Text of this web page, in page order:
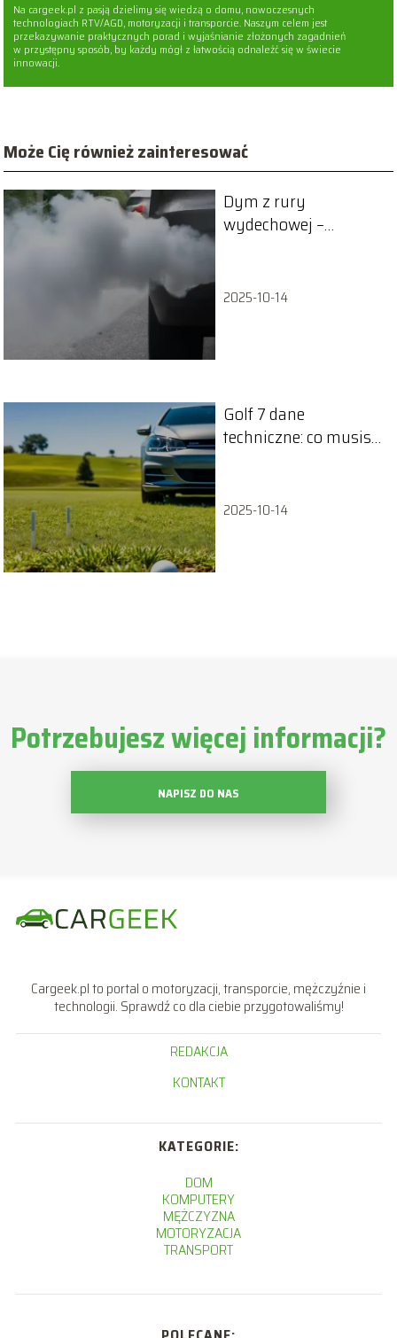
Na cargeek.pl z pasją dzielimy się wiedzą o domu, nowoczesnych
technologiach RTV/AGD, motoryzacji i transporcie. Naszym celem jest
przekazywanie praktycznych porad i wyjaśnianie złożonych zagadnień
w przystępny sposób, by każdy mógł z łatwością odnaleźć się w świecie
innowacji.
Może Cię również zainteresować
Dym z rury
wydechowej –
2025-10-14
Golf 7 dane
techniczne: co musisz
2025-10-14
Potrzebujesz więcej informacji?
NAPISZ DO NAS
Cargeek.pl to portal o motoryzacji, transporcie, mężczyźnie i
technologii. Sprawdź co dla ciebie przygotowaliśmy!
REDAKCJA
KONTAKT
KATEGORIE:
DOM
KOMPUTERY
MĘŻCZYZNA
MOTORYZACJA
TRANSPORT